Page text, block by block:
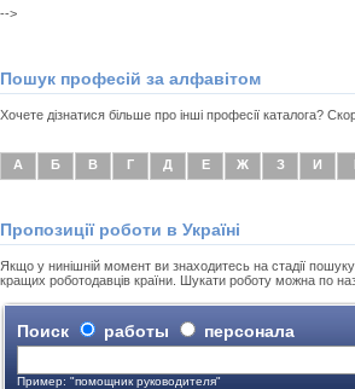
-->
Пошук професій за алфавітом
Хочете дізнатися більше про інші професії каталога?
А Б В Г Д Е Ж З И
Пропозиції роботи в Україні
Якщо у нинішній момент ви знаходитесь на стадії пошуку
кращих роботодавців країни. Шукати роботу можна по
Поиск работы персонала
Пример: "помощник руководителя"